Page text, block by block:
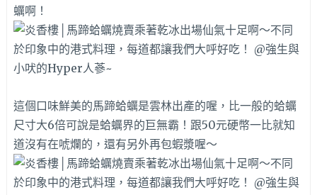
蠣啊！
這個口味鮮美的馬蹄蛤蠣是雲林出產的喔，比一般的蛤蠣
尺寸大6倍可說是蛤蠣界的巨無霸！跟50元硬幣一比就知
道沒有在唬爛的，還有另外再包蝦漿喔～